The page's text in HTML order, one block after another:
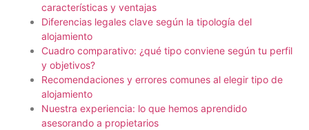
características y ventajas
Diferencias legales clave según la tipología del
alojamiento
Cuadro comparativo: ¿qué tipo conviene según tu perfil
y objetivos?
Recomendaciones y errores comunes al elegir tipo de
alojamiento
Nuestra experiencia: lo que hemos aprendido
asesorando a propietarios